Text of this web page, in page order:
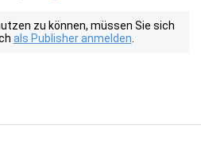
zu können, müssen Sie sich
als Publisher anmelden